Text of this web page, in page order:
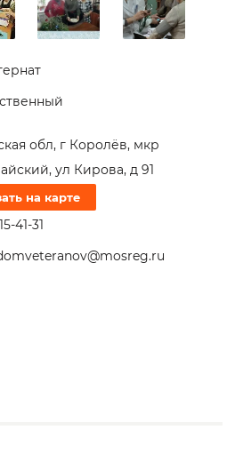
обл, г Королёв, мкр
ул Кирова, д 91
на карте
41-31